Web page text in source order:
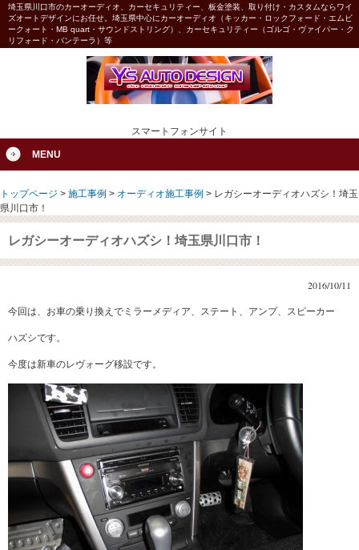
埼玉県川口市のカーオーディオ、カーセキュリティー、板金塗装、取り付け・カスタムならワイ
ズオートデザインにお任せ。埼玉県中心にカーオーディオ（キッカー・ロックフォード・エムビ
ークォート・MB quart・サウンドストリング）、カーセキュリティー（ゴルゴ・ヴァイパー・ク
リフォード・パンテーラ）等
スマートフォンサイト
MENU
トップページ > 施工事例 > オーディオ施工事例 > レガシーオーディオハズシ！埼玉
県川口市！
レガシーオーディオハズシ！埼玉県川口市！
2016/10/11
今回は、お車の乗り換えでミラーメディア、ステート、アンプ、スピーカー
ハズシです。
今度は新車のレヴォーグ移設です。